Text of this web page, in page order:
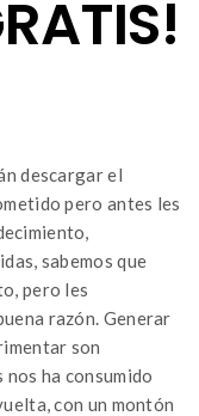
descargar el
pero antes les
sabemos que
pero les
razón. Generar
son
ha consumido
con un montón